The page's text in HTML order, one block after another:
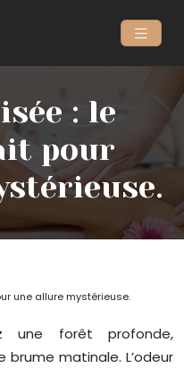
: le
pour
une allure mystérieuse.
une forêt profonde,
brume matinale. L’odeur